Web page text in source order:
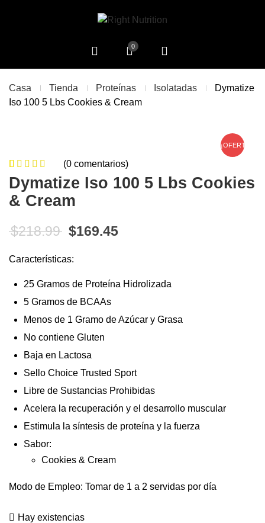
0
Casa Tienda Proteínas Isolatadas
Dymatize
Iso 100 5 Lbs Cookies & Cream
¡OFERTA!
0de
5
based on
0
customer
(0 comentarios)
Dymatize Iso 100 5 Lbs Cookies
& Cream
$218.99 El precio original era: $218.99.
$169.45El precio actual es:
Características:
25 Gramos de Proteína Hidrolizada
5 Gramos de BCAAs
Menos de 1 Gramo de Azúcar y Grasa
No contiene Gluten
Baja en Lactosa
Sello Choice Trusted Sport
Libre de Sustancias Prohibidas
Acelera la recuperación y el desarrollo muscular
Estimula la síntesis de proteína y la fuerza
Sabor:
Cookies & Cream
Modo de Empleo: Tomar de 1 a 2 servidas por día
Hay existencias